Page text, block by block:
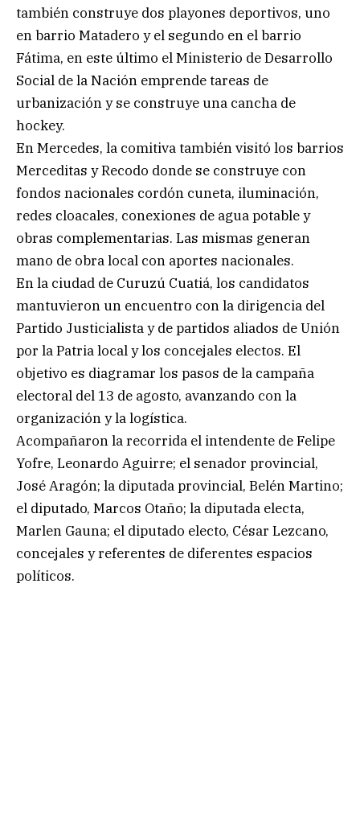
también construye dos playones deportivos, uno
en barrio Matadero y el segundo en el barrio
Fátima, en este último el Ministerio de Desarrollo
Social de la Nación emprende tareas de
urbanización y se construye una cancha de
hockey.
En Mercedes, la comitiva también visitó los barrios
Merceditas y Recodo donde se construye con
fondos nacionales cordón cuneta, iluminación,
redes cloacales, conexiones de agua potable y
obras complementarias. Las mismas generan
mano de obra local con aportes nacionales.
En la ciudad de Curuzú Cuatiá, los candidatos
mantuvieron un encuentro con la dirigencia del
Partido Justicialista y de partidos aliados de Unión
por la Patria local y los concejales electos. El
objetivo es diagramar los pasos de la campaña
electoral del 13 de agosto, avanzando con la
organización y la logística.
Acompañaron la recorrida el intendente de Felipe
Yofre, Leonardo Aguirre; el senador provincial,
José Aragón; la diputada provincial, Belén Martino;
el diputado, Marcos Otaño; la diputada electa,
Marlen Gauna; el diputado electo, César Lezcano,
concejales y referentes de diferentes espacios
políticos.